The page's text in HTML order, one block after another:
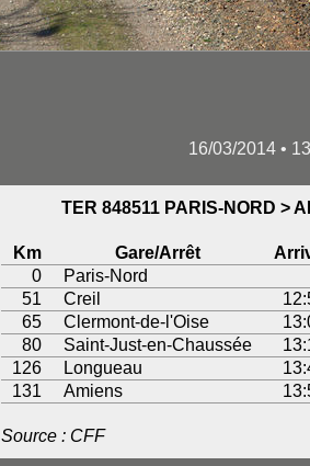
16/03/2014 •
TER 848511 PARIS-NORD >
Km Gare/Arrêt
0
Paris-Nord
51
Creil
65
Clermont-de-l'Oise
80
Saint-Just-en-Chaussée
126
Longueau
131
Amiens
Source : CFF